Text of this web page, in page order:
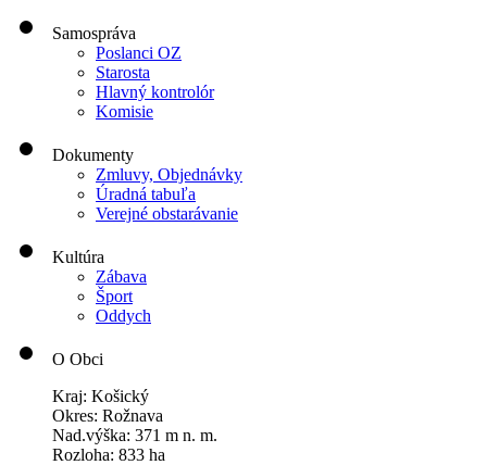
Samospráva
Poslanci OZ
Starosta
Hlavný kontrolór
Komisie
Dokumenty
Zmluvy, Objednávky
Úradná tabuľa
Verejné obstarávanie
Kultúra
Zábava
Šport
Oddych
O Obci
Kraj: Košický
Okres: Rožnava
Nad.výška: 371 m n. m.
Rozloha: 833 ha